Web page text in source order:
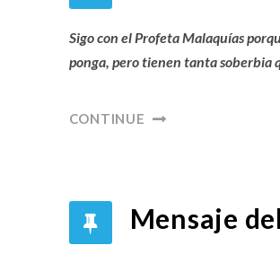
Sigo con el Profeta Malaquías
ponga, pero tienen tanta soberbia
CONTINUE
Mensaje